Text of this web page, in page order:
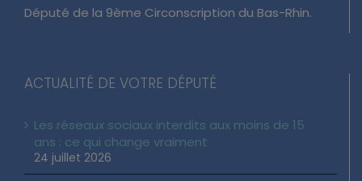
Député de la 9ème Circonscription du Bas-Rhin.
ACTUALITÉ DE VOTRE DÉPUTÉ
Les réseaux sociaux interdits aux moins de 15
ans : ce qui change vraiment
24 juillet 2026